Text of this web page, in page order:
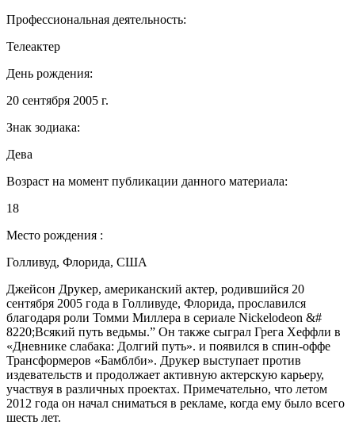
Профессиональная деятельность:
Телеактер
День рождения:
20 сентября 2005 г.
Знак зодиака:
Дева
Возраст на момент публикации данного материала:
18
Место рождения :
Голливуд, Флорида, США
Джейсон Друкер, американский актер, родившийся 20
сентября 2005 года в Голливуде, Флорида, прославился
благодаря роли Томми Миллера в сериале Nickelodeon &#
8220;Всякий путь ведьмы.” Он также сыграл Грега Хеффли в
«Дневнике слабака: Долгий путь». и появился в спин-оффе
Трансформеров «Бамблби». Друкер выступает против
издевательств и продолжает активную актерскую карьеру,
участвуя в различных проектах. Примечательно, что летом
2012 года он начал сниматься в рекламе, когда ему было всего
шесть лет.